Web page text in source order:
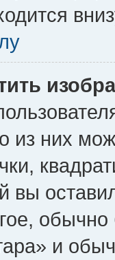
из них
вы
и